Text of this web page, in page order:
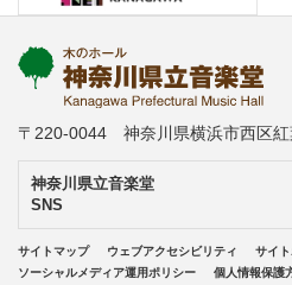
〒220-0044 神奈川県横浜市西区紅
神奈川県立音楽堂
SNS
サイトマップ ウェブアクセシビリティ
サイ
ソーシャルメディア運用ポリシー
個人情報保護